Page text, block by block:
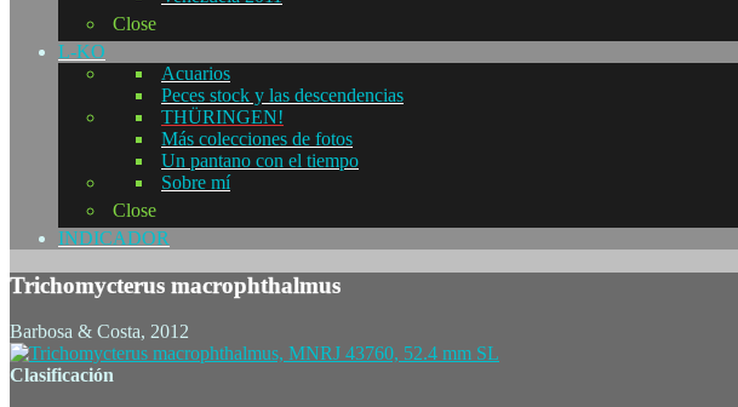
Close
L-KO
Acuarios
Peces stock y las descendencias
THÜRINGEN!
Más colecciones de fotos
Un pantano con el tiempo
Sobre mí
Close
INDICADOR
Trichomycterus macrophthalmus
Barbosa & Costa, 2012
Clasificación